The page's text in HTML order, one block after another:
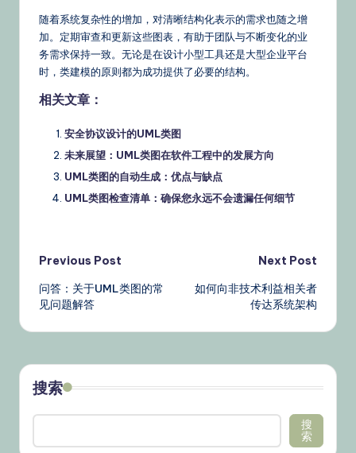
随着系统复杂性的增加，对清晰结构化表示的需求也随之增
加。定期审查和更新这些图表，有助于团队与不断变化的业
务需求保持一致。无论是在设计小型工具还是大型企业平台
时，类建模的原则都为成功提供了必要的结构。
相关文章：
安全协议设计的UML类图
未来展望：UML类图在软件工程中的发展方向
UML类图的自动生成：优点与缺点
UML类图检查清单：确保您永远不会遗漏任何细节
Post
navigation
Previous Post
问答：关于UML类图的常
见问题解答
Next Post
如何向非技术利益相关者
传达系统架构
搜索
搜
索